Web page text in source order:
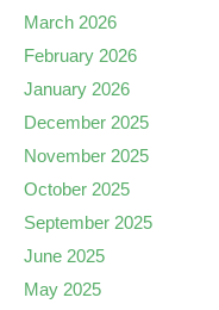
March 2026
February 2026
January 2026
December 2025
November 2025
October 2025
September 2025
June 2025
May 2025